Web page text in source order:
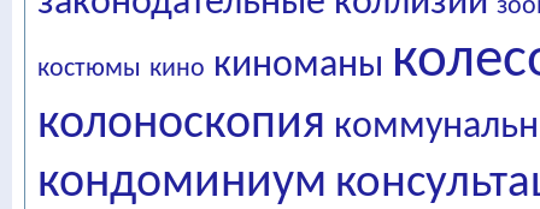
костюмы кино киноманы
колоноскопия
кондоминиум